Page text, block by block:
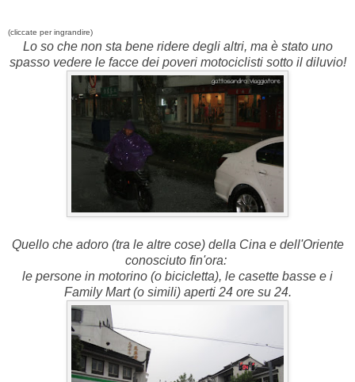
(cliccate per ingrandire)
Lo so che non sta bene ridere degli altri, ma è stato uno
spasso vedere le facce dei poveri motociclisti sotto il diluvio!
Quello che adoro (tra le altre cose) della Cina e dell'Oriente
conosciuto fin'ora:
le persone in motorino (o bicicletta), le casette basse e i
Family Mart (o simili) aperti 24 ore su 24.